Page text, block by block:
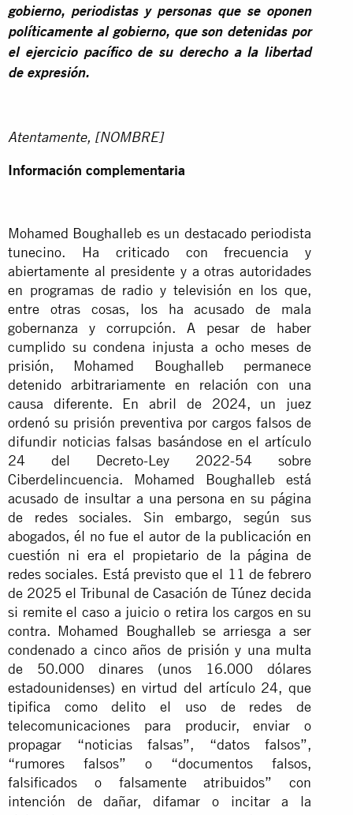
gobierno, periodistas y personas que se oponen
políticamente al gobierno, que son detenidas por
el ejercicio pacífico de su derecho a la libertad
de expresión.
Atentamente, [NOMBRE]
Información complementaria
Mohamed Boughalleb es un destacado periodista
tunecino. Ha criticado con frecuencia y
abiertamente al presidente y a otras autoridades
en programas de radio y televisión en los que,
entre otras cosas, los ha acusado de mala
gobernanza y corrupción. A pesar de haber
cumplido su condena injusta a ocho meses de
prisión, Mohamed Boughalleb permanece
detenido arbitrariamente en relación con una
causa diferente. En abril de 2024, un juez
ordenó su prisión preventiva por cargos falsos de
difundir noticias falsas basándose en el artículo
24 del Decreto-Ley 2022-54 sobre
Ciberdelincuencia. Mohamed Boughalleb está
acusado de insultar a una persona en su página
de redes sociales. Sin embargo, según sus
abogados, él no fue el autor de la publicación en
cuestión ni era el propietario de la página de
redes sociales. Está previsto que el 11 de febrero
de 2025 el Tribunal de Casación de Túnez decida
si remite el caso a juicio o retira los cargos en su
contra. Mohamed Boughalleb se arriesga a ser
condenado a cinco años de prisión y una multa
de 50.000 dinares (unos 16.000 dólares
estadounidenses) en virtud del artículo 24, que
tipifica como delito el uso de redes de
telecomunicaciones para producir, enviar o
propagar “noticias falsas”, “datos falsos”,
“rumores falsos” o “documentos falsos,
falsificados o falsamente atribuidos” con
intención de dañar, difamar o incitar a la